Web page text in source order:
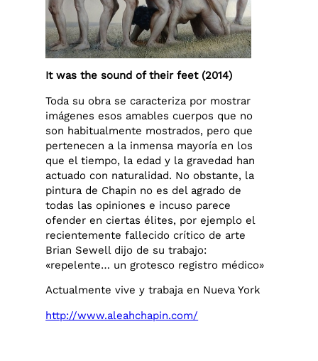
It was the sound of their feet (2014)
Toda su obra se caracteriza por mostrar
imágenes esos amables cuerpos que no
son habitualmente mostrados, pero que
pertenecen a la inmensa mayoría en los
que el tiempo, la edad y la gravedad han
actuado con naturalidad. No obstante, la
pintura de Chapin no es del agrado de
todas las opiniones e incuso parece
ofender en ciertas élites, por ejemplo el
recientemente fallecido crítico de arte
Brian Sewell dijo de su trabajo:
«repelente… un grotesco registro médico»
Actualmente vive y trabaja en Nueva York
http://www.aleahchapin.com/